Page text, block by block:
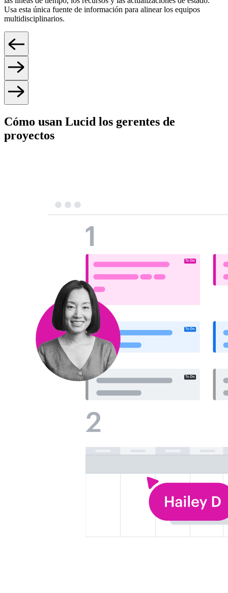
Usa esta única fuente de información para alinear los equipos
multidisciplinarios.
Cómo usan Lucid los gerentes de
proyectos